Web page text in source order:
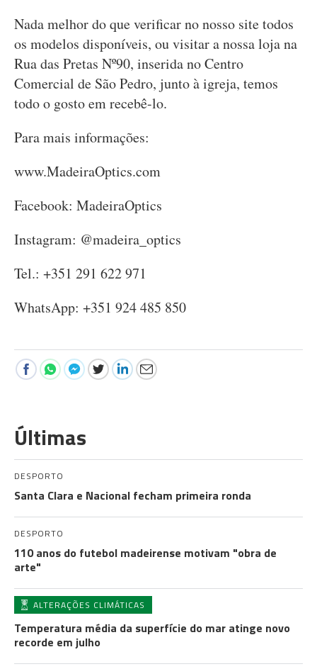
Nada melhor do que verificar no nosso site todos
os modelos disponíveis, ou visitar a nossa loja na
Rua das Pretas Nº90, inserida no Centro
Comercial de São Pedro, junto à igreja, temos
todo o gosto em recebê-lo.
Para mais informações:
www.MadeiraOptics.com
Facebook: MadeiraOptics
Instagram: @madeira_optics
Tel.: +351 291 622 971
WhatsApp: +351 924 485 850
Últimas
DESPORTO
Santa Clara e Nacional fecham primeira ronda
DESPORTO
110 anos do futebol madeirense motivam "obra de
arte"
ALTERAÇÕES CLIMÁTICAS
Temperatura média da superfície do mar atinge novo
recorde em julho